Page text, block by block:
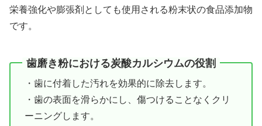
栄養強化や膨張剤としても使用される粉末状の食品添加物
です。
歯磨き粉における炭酸カルシウムの役割
・歯に付着した汚れを効果的に除去します。
・歯の表面を滑らかにし、傷つけることなくクリ
ーニングします。